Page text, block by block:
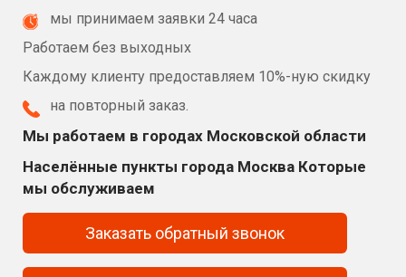
мы принимаем заявки 24 часа
Работаем без выходных
Каждому клиенту предоставляем 10%-ную скидку
на повторный заказ.
Мы работаем в городах Московской области
Населённые пункты города Москва Которые
мы обслуживаем
Заказать обратный звонок